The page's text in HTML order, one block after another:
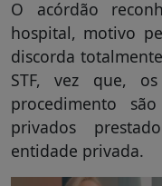
O acórdão
hospital, motivo
discorda
STF, vez que,
procedimento
privados
entidade privada.